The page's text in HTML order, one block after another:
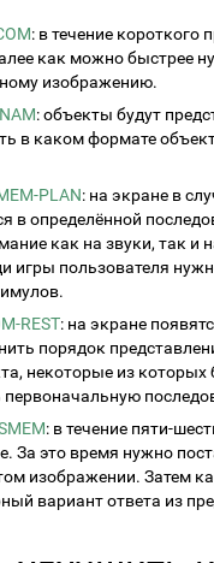
: в течение короткого
как можно быстрее
изображению.
: объекты будут
в каком формате
PLAN: на экране в
в определённой
как на звуки, так и
игры пользователя
REST: на экране
порядок
некоторые из которых
: в течение пяти-
За это время нужно
изображении. Затем
вариант ответа из